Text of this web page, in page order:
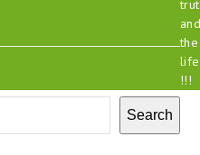
Search
the
life
!!!